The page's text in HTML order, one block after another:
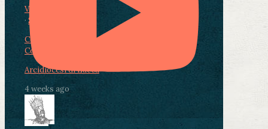
View on Facebook
· Share
Condividi su Facebook
Condividi su LinkedIn
Arcidiocesi di Lucca
4 weeks ago